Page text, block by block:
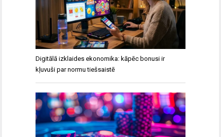
Digitālā izklaides ekonomika: kāpēc bonusi ir
kļuvuši par normu tiešsaistē